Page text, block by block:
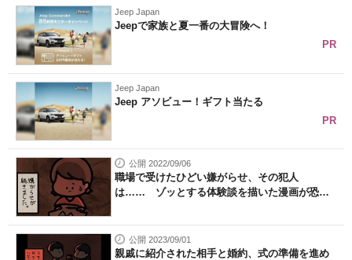
Jeep Japan
Jeepで家族と夏一番の大冒険へ！
PR
Jeep Japan
Jeep アソビュー！ギフト当たる
PR
公開 2022/09/06
職場で受けたひどい嫌がらせ、その犯人
は…… ゾッとする体験談を描いた漫画が恐ろ
公開 2023/09/01
親戚に紹介された相手と婚約、式の準備を進め